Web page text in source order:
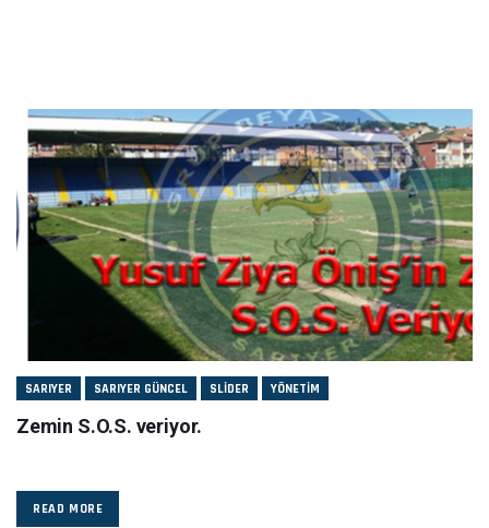
SARIYER SARIYER GÜNCEL SLIDER YÖNETIM
Zemin S.O.S. veriyor.
READ MORE